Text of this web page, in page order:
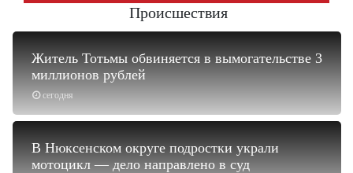
Происшествия
сегодня
Житель Тотьмы обвиняется в вымогательстве 3
миллионов рублей
В Нюксенском округе подростки украли
мотоцикл — дело направлено в суд